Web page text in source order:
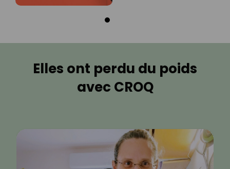
Elles ont perdu du poids
avec CROQ